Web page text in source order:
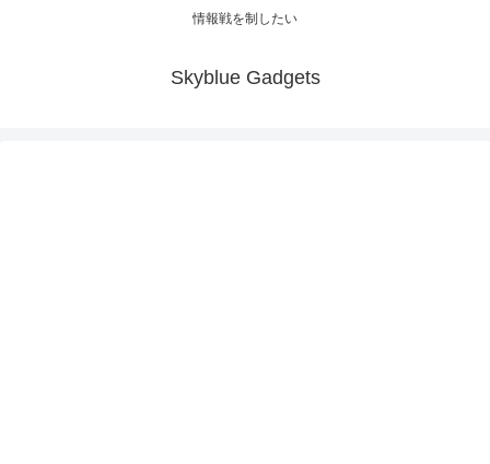
情報戦を制したい
Skyblue Gadgets